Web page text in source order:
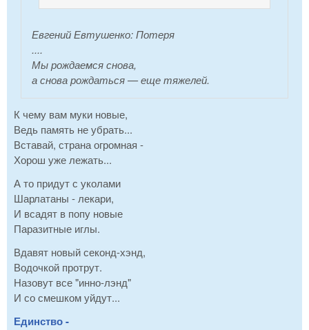
Евгений Евтушенко: Потеря
....
Мы рождаемся снова,
а снова рождаться — еще тяжелей.
К чему вам муки новые,
Ведь память не убрать...
Вставай, страна огромная -
Хорош уже лежать...
А то придут с уколами
Шарлатаны - лекари,
И всадят в попу новые
Паразитные иглы.
Вдавят новый секонд-хэнд,
Водочкой протрут.
Назовут все "инно-лэнд"
И со смешком уйдут...
Единство -